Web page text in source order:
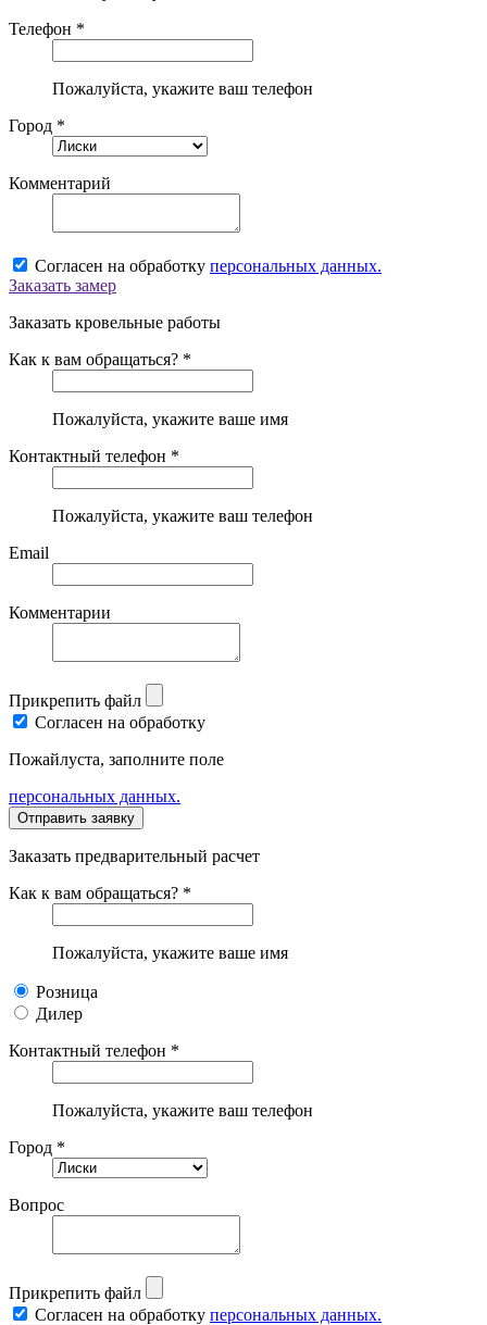
Телефон *
Пожалуйста, укажите ваш телефон
Город *
Комментарий
Согласен на обработку персональных данных.
Заказать замер
Заказать кровельные работы
Как к вам обращаться? *
Пожалуйста, укажите ваше имя
Контактный телефон *
Пожалуйста, укажите ваш телефон
Email
Комментарии
Прикрепить файл
Согласен на обработку
Пожайлуста, заполните поле
персональных данных.
Заказать предварительный расчет
Как к вам обращаться? *
Пожалуйста, укажите ваше имя
Розница
Дилер
Контактный телефон *
Пожалуйста, укажите ваш телефон
Город *
Вопрос
Прикрепить файл
Согласен на обработку персональных данных.